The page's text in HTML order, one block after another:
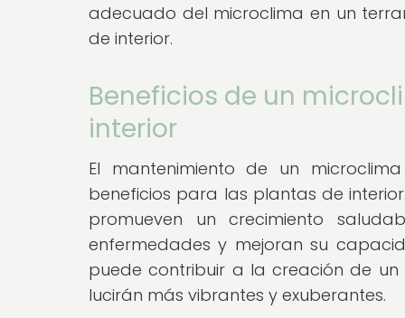
adecuado del microclima en un
de interior.
Beneficios de un
interior
El mantenimiento de un
beneficios para las plantas de
promueven un crecimiento
enfermedades y mejoran su
puede contribuir a la creación de
lucirán más vibrantes y exuberantes.